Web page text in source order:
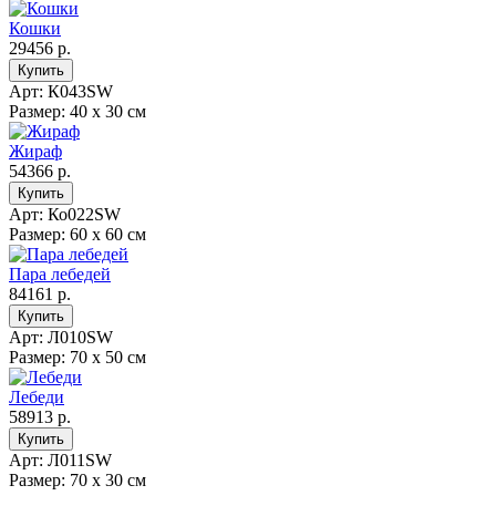
Кошки
29456 р.
Арт: К043SW
Размер: 40 х 30 см
Жираф
54366 р.
Арт: Ко022SW
Размер: 60 х 60 см
Пара лебедей
84161 р.
Арт: Л010SW
Размер: 70 х 50 см
Лебеди
58913 р.
Арт: Л011SW
Размер: 70 х 30 см